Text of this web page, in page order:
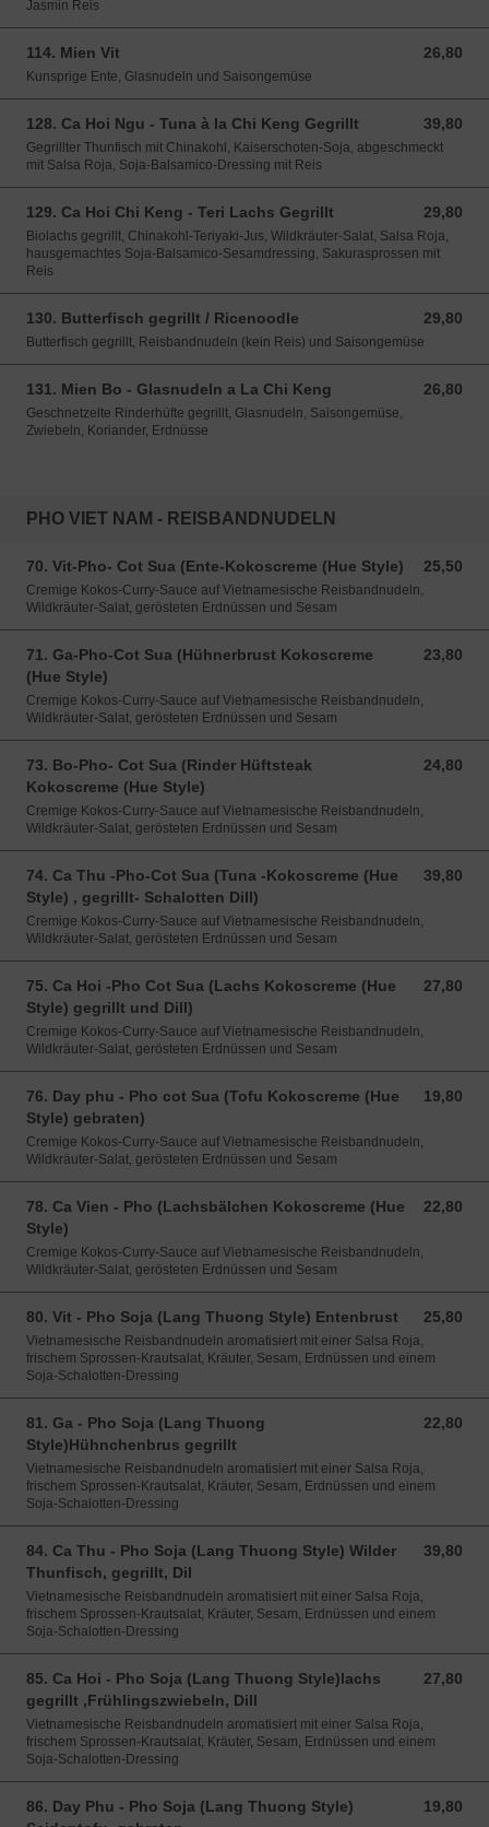
Jasmin Reis
114. Mien Vit 26,80
26,80 EUR
Kunsprige Ente, Glasnudeln und Saisongemüse
128. Ca Hoi Ngu - Tuna à la Chi Keng Gegrillt 39,80
39,80 EUR
Gegrillter Thunfisch mit Chinakohl, Kaiserschoten-Soja, abgeschmeckt
mit Salsa Roja, Soja-Balsamico-Dressing mit Reis
129. Ca Hoi Chi Keng - Teri Lachs Gegrillt 29,80
29,80 EUR
Biolachs gegrillt, Chinakohl-Teriyaki-Jus, Wildkräuter-Salat, Salsa Roja,
hausgemachtes Soja-Balsamico-Sesamdressing, Sakurasprossen mit
Reis
130. Butterfisch gegrillt / Ricenoodle 29,80
29,80 EUR
Butterfisch gegrillt, Reisbandnudeln (kein Reis) und Saisongemüse
131. Mien Bo - Glasnudeln a La Chi Keng 26,80
26,80 EUR
Geschnetzelte Rinderhüfte gegrillt, Glasnudeln, Saisongemüse,
Zwiebeln, Koriander, Erdnüsse
PHO VIET NAM - REISBANDNUDELN
70. Vit-Pho- Cot Sua (Ente-Kokoscreme (Hue Style) 25,50
25,50 EUR
Cremige Kokos-Curry-Sauce auf Vietnamesische Reisbandnudeln,
Wildkräuter-Salat, gerösteten Erdnüssen und Sesam
71. Ga-Pho-Cot Sua (Hühnerbrust Kokoscreme
(Hue Style)
23,80
23,80 EUR
Cremige Kokos-Curry-Sauce auf Vietnamesische Reisbandnudeln,
Wildkräuter-Salat, gerösteten Erdnüssen und Sesam
73. Bo-Pho- Cot Sua (Rinder Hüftsteak
Kokoscreme (Hue Style)
24,80
24,80 EUR
Cremige Kokos-Curry-Sauce auf Vietnamesische Reisbandnudeln,
Wildkräuter-Salat, gerösteten Erdnüssen und Sesam
74. Ca Thu -Pho-Cot Sua (Tuna -Kokoscreme (Hue
Style) , gegrillt- Schalotten Dill)
39,80
39,80 EUR
Cremige Kokos-Curry-Sauce auf Vietnamesische Reisbandnudeln,
Wildkräuter-Salat, gerösteten Erdnüssen und Sesam
75. Ca Hoi -Pho Cot Sua (Lachs Kokoscreme (Hue
Style) gegrillt und Dill)
27,80
27,80 EUR
Cremige Kokos-Curry-Sauce auf Vietnamesische Reisbandnudeln,
Wildkräuter-Salat, gerösteten Erdnüssen und Sesam
76. Day phu - Pho cot Sua (Tofu Kokoscreme (Hue
Style) gebraten)
19,80
19,80 EUR
Cremige Kokos-Curry-Sauce auf Vietnamesische Reisbandnudeln,
Wildkräuter-Salat, gerösteten Erdnüssen und Sesam
78. Ca Vien - Pho (Lachsbälchen Kokoscreme (Hue
Style)
22,80
22,80 EUR
Cremige Kokos-Curry-Sauce auf Vietnamesische Reisbandnudeln,
Wildkräuter-Salat, gerösteten Erdnüssen und Sesam
80. Vit - Pho Soja (Lang Thuong Style) Entenbrust 25,80
25,80 EUR
Vietnamesische Reisbandnudeln aromatisiert mit einer Salsa Roja,
frischem Sprossen-Krautsalat, Kräuter, Sesam, Erdnüssen und einem
Soja-Schalotten-Dressing
81. Ga - Pho Soja (Lang Thuong
Style)Hühnchenbrus gegrillt
22,80
22,80 EUR
Vietnamesische Reisbandnudeln aromatisiert mit einer Salsa Roja,
frischem Sprossen-Krautsalat, Kräuter, Sesam, Erdnüssen und einem
Soja-Schalotten-Dressing
84. Ca Thu - Pho Soja (Lang Thuong Style) Wilder
Thunfisch, gegrillt, Dil
39,80
39,80 EUR
Vietnamesische Reisbandnudeln aromatisiert mit einer Salsa Roja,
frischem Sprossen-Krautsalat, Kräuter, Sesam, Erdnüssen und einem
Soja-Schalotten-Dressing
85. Ca Hoi - Pho Soja (Lang Thuong Style)lachs
gegrillt ,Frühlingszwiebeln, Dill
27,80
27,80 EUR
Vietnamesische Reisbandnudeln aromatisiert mit einer Salsa Roja,
frischem Sprossen-Krautsalat, Kräuter, Sesam, Erdnüssen und einem
Soja-Schalotten-Dressing
86. Day Phu - Pho Soja (Lang Thuong Style)
19,80
19,80 EUR